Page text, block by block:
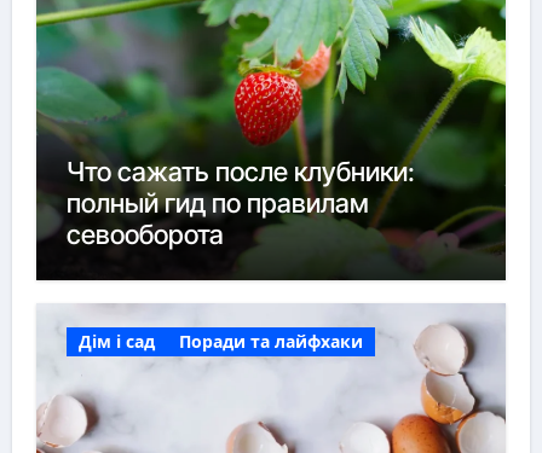
Что сажать после клубники:
полный гид по правилам
севооборота
Дім і сад Поради та лайфхаки